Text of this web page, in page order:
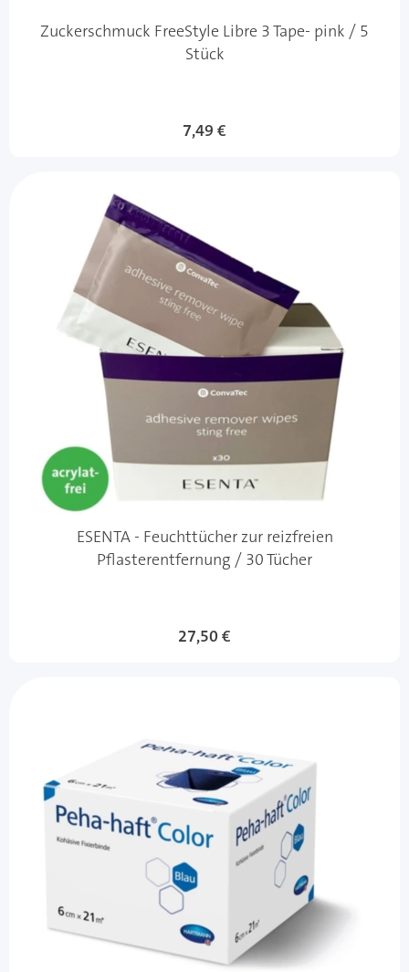
Zuckerschmuck FreeStyle Libre 3 Tape- pink / 5
Stück
7,49 €
ESENTA - Feuchttücher zur reizfreien
Pflasterentfernung / 30 Tücher
27,50 €